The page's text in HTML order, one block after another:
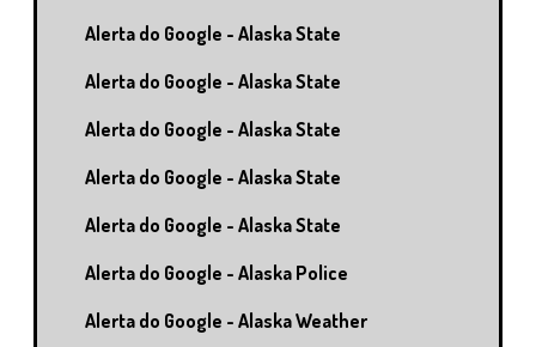
Alerta do Google - Alaska State
Alerta do Google - Alaska State
Alerta do Google - Alaska State
Alerta do Google - Alaska State
Alerta do Google - Alaska State
Alerta do Google - Alaska Police
Alerta do Google - Alaska Weather